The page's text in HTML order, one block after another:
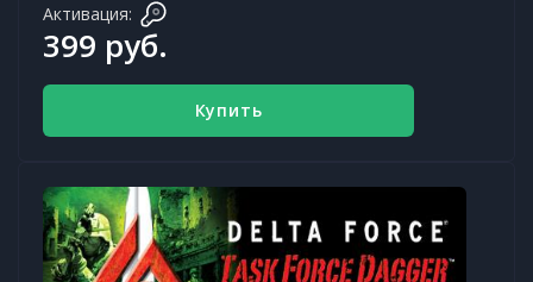
Активация:
399 руб.
Купить